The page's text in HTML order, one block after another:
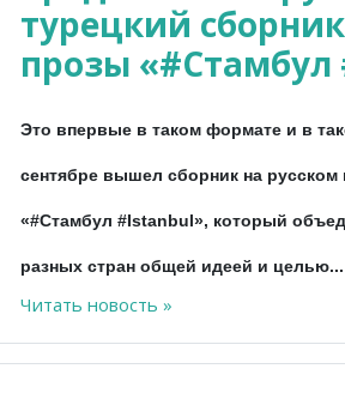
турецкий
прозы
Это впервые в таком формате и в
сентябре вышел сборник на русском
«#Стамбул #Istanbul», который
разных стран общей идеей и целью...
Читать новость »